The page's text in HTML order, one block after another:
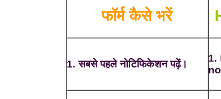
फॉर्म कैसे भरें
1. सबसे पहले नोटिफिकेशन पढ़ें।
1.